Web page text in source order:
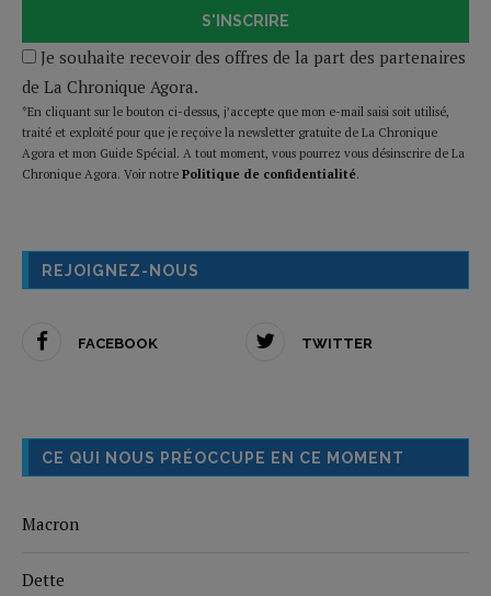
S'INSCRIRE
Je souhaite recevoir des offres de la part des partenaires
de La Chronique Agora.
*En cliquant sur le bouton ci-dessus, j’accepte que mon e-mail saisi soit utilisé,
traité et exploité pour que je reçoive la newsletter gratuite de La Chronique
Agora et mon Guide Spécial. A tout moment, vous pourrez vous désinscrire de La
Chronique Agora. Voir notre Politique de confidentialité.
REJOIGNEZ-NOUS
FACEBOOK TWITTER
CE QUI NOUS PRÉOCCUPE EN CE MOMENT
Macron
Dette